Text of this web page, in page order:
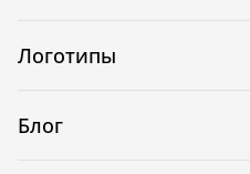
Логотипы
Блог